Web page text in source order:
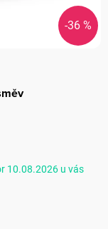
-36 %
10.08.2026